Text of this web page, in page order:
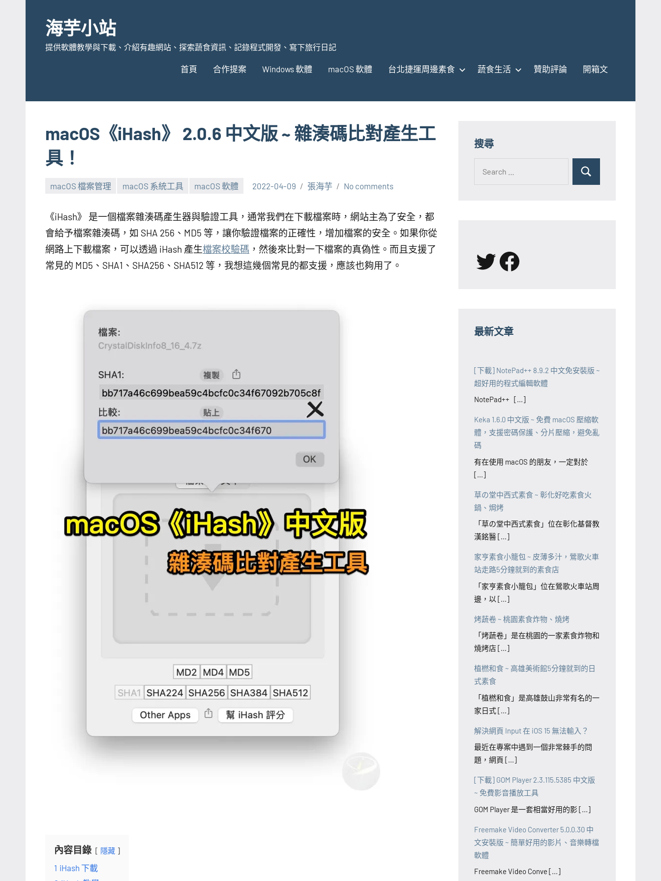
content海芋小站
提供軟體教學與下載、介紹有趣網站、探索蔬食資訊、記錄程式開發、寫下旅行日記
首頁 合作提案 Windows 軟體 macOS 軟體 台北捷運周邊素食 蔬食生活 贊助評論 開箱文
macOS《iHash》 2.0.6 中文版 ~ 雜湊碼比對產生工
具！
macOS 檔案管理 macOS 系統工具 macOS 軟體 2022-04-09 張海芋 No comments
《iHash》 是一個檔案雜湊碼產生器與驗證工具，通常我們在下載檔案時，網站主為了安全，都
會給予檔案雜湊碼，如 SHA 256、MD5 等，讓你驗證檔案的正確性，增加檔案的安全。如果你從
網路上下載檔案，可以透過 iHash 產生檔案校驗碼 ，然後來比對一下檔案的真偽性。而且支援了
常見的 MD5、SHA1、SHA256、SHA512 等，我想這幾個常見的都支援，應該也夠用了。
內容目錄 隱藏
1 iHash 下載
搜尋
for:
Search
X Facebook
最新文章
[下載] NotePad++ 8.9.2 中文免安裝版 ~
超好用的程式編輯軟體
NotePad++ [...]
Keka 1.6.0 中文版 ~ 免費 macOS 壓縮軟
體，支援密碼保護、分片壓縮，避免亂
碼
有在使用 macOS 的朋友，一定對於
[...]
草の堂中西式素食 ~ 彰化好吃素食火
鍋、焗烤
「草の堂中西式素食」位在彰化基督教
漢銘醫 [...]
家亨素食小籠包 ~ 皮薄多汁，鶯歌火車
站走路5分鐘就到的素食店
「家亨素食小籠包」位在鶯歌火車站周
邊，以 [...]
烤蔬卷 ~ 桃園素食炸物、燒烤
「烤蔬卷」是在桃園的一家素食炸物和
燒烤店 [...]
植橪和食 ~ 高雄美術館5分鐘就到的日
式素食
「植橪和食」是高雄鼓山非常有名的一
家日式 [...]
解決網頁 Input 在 iOS 15 無法輸入？
最近在專案中遇到一個非常棘手的問
題，網頁 [...]
[下載] GOM Player 2.3.115.5385 中文版
~ 免費影音播放工具
GOM Player 是一套相當好用的影 [...]
Freemake Video Converter 5.0.0.30 中
文安裝版 ~ 簡單好用的影片、音樂轉檔
軟體
Freemake Video Conve [...]